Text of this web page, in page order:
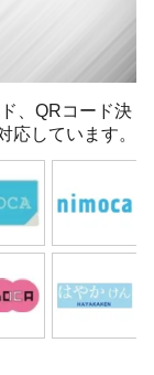
、QRコード決
応しています。